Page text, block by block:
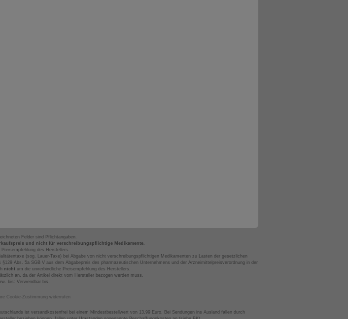
Felder sind Pflichtangaben.
und nicht für verschreibungspflichtige Medikamente.
des Herstellers.
(sog. Lauer-Taxe) bei Abgabe von nicht verschreibungspflichtigen Medikamenten zu Lasten der gesetzlichen
Abs. 5a SGB V aus dem Abgabepreis des pharmazeutischen Unternehmens und der Arzneimittelpreisverordnung in der
nicht um die unverbindliche Preisempfehlung des Herstellers.
an, da der Artikel direkt vom Hersteller bezogen werden muss.
bis: Verwendbar bis.
Cookie-Zustimmung widerrufen
ist versandkostenfrei bei einem Mindestbestellwert von 13,99 Euro. Bei Sendungen ins Ausland fallen durch